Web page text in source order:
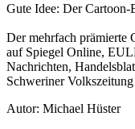
Gute Idee: Der
Der mehrfach prämierte
auf Spiegel Online,
Nachrichten,
Schweriner
Autor: Michael Hüster